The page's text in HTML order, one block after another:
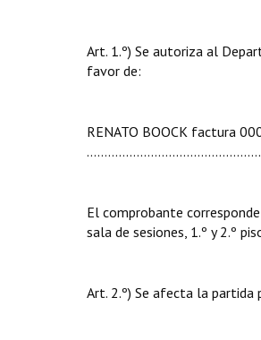
Art. 1.º) Se autoriza al
favor de:
RENATO BOOCK factura
El comprobante
sala de sesiones, 1.º y 2.º
Art. 2.º) Se afecta la partida